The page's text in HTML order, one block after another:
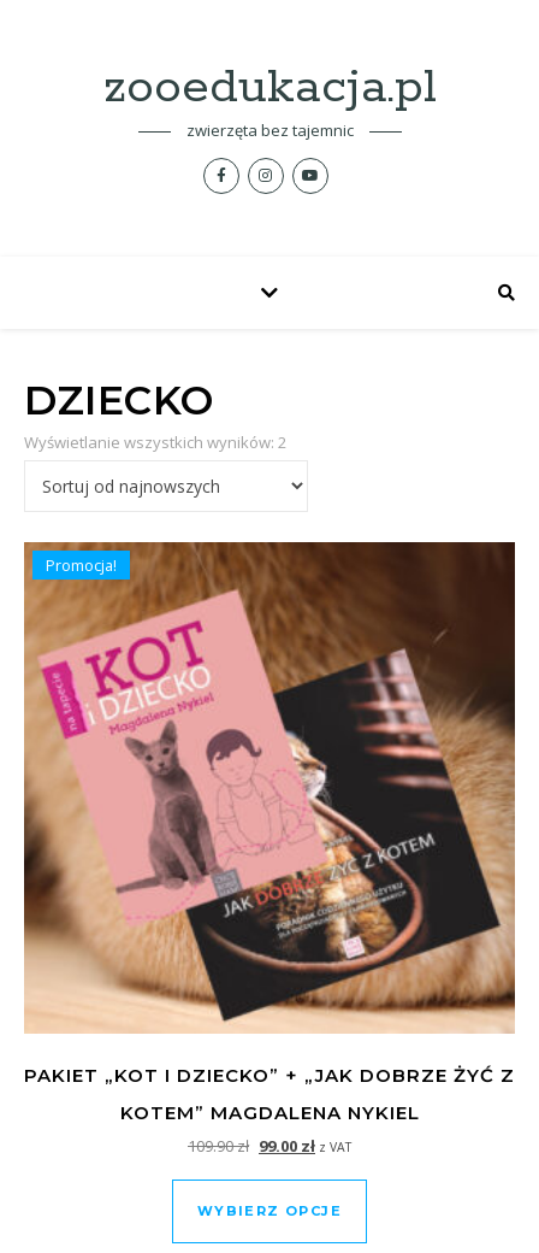
zooedukacja.pl
zwierzęta bez tajemnic
DZIECKO
Wyświetlanie wszystkich wyników: 2
Promocja!
PAKIET „KOT I DZIECKO” + „JAK DOBRZE ŻYĆ Z
KOTEM” MAGDALENA NYKIEL
109.90zł Pierwotna cena wynosiła: 109.90 zł.
99.00 złAktualna cena wynosi: 99.00 zł.
z VAT
WYBIERZ OPCJE
Ten produkt ma